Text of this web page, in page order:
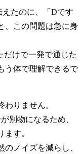
たのに、「Dです
、この問題は急に身
だけで一発で通じた
う体で理解できるで
りません。
別物になるため、
す。
ノイズを減らし、